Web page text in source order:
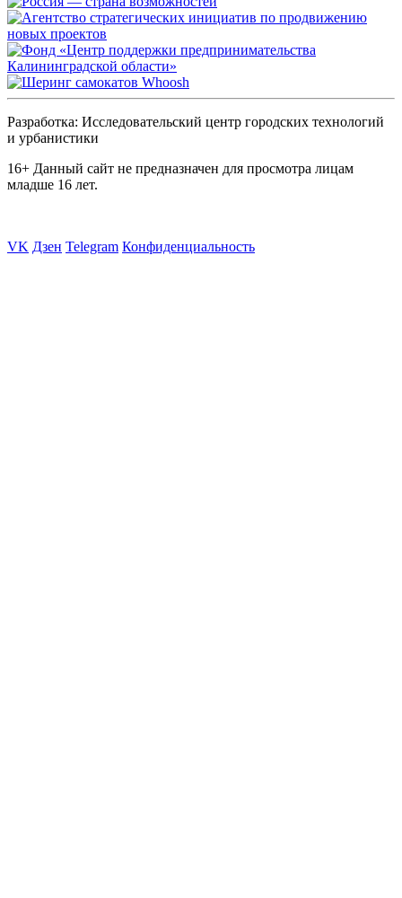
Разработка: Исследовательский центр городских технологий
и урбанистики
16+ Данный сайт не предназначен для просмотра лицам
младше 16 лет.
VK Дзен Telegram Конфиденциальность